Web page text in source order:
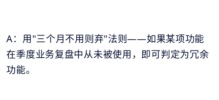
A：用"三个月不用则弃"法则——如果某项功能
在季度业务复盘中从未被使用，即可判定为冗余
功能。